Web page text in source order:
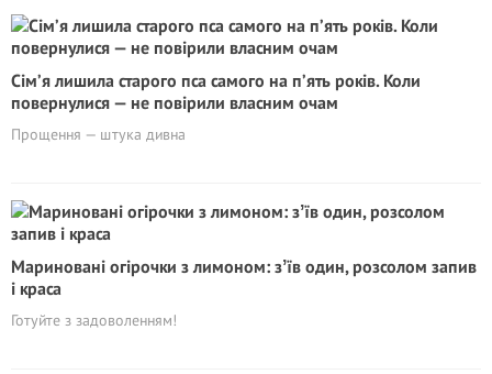
Сім’я лишила старого пса самого на п’ять років. Коли
повернулися — не повірили власним очам
Прощення — штука дивна
Мариновані огірочки з лимоном: зʼїв один, розсолом запив
і краса
Готуйте з задоволенням!